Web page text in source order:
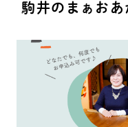
駒井のまぁおあ